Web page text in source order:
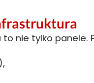
nie tylko panele.